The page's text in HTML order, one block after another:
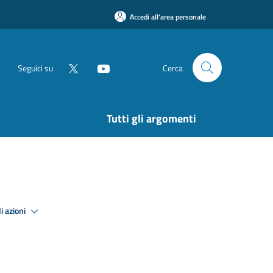
Accedi all'area personale
Seguici su Cerca
Tutti gli argomenti
azioni